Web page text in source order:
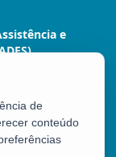
e
Green
de
conteúdo